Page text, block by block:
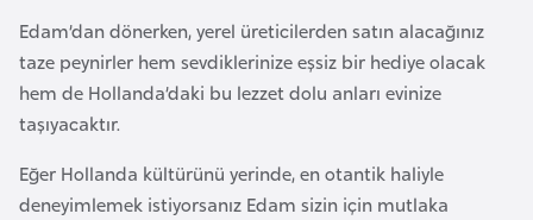
Edam’dan dönerken, yerel üreticilerden satın alacağınız
taze peynirler hem sevdiklerinize eşsiz bir hediye olacak
hem de Hollanda’daki bu lezzet dolu anları evinize
taşıyacaktır.
Eğer Hollanda kültürünü yerinde, en otantik haliyle
deneyimlemek istiyorsanız Edam sizin için mutlaka
o
Ç
d